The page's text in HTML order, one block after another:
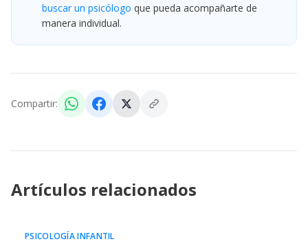
buscar un psicólogo que pueda acompañarte de
manera individual.
Compartir:
Artículos relacionados
PSICOLOGÍA INFANTIL